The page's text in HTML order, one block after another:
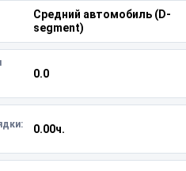
Средний автомобиль (D-
segment)
0.0
0.00ч.